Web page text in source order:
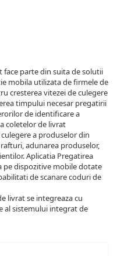
face parte din suita de solutii
mobila utilizata de firmele de
cresterea vitezei de culegere
timpului necesar pregatirii
de identificare a
coletelor de livrat
a produselor din
adunarea produselor,
Aplicatia Pregatirea
pe dispozitive mobile dotate
de scanare coduri de
livrat se integreaza cu
al sistemului integrat de